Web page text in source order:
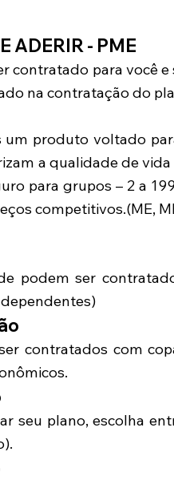
ADERIR - PME
contratado para você
na contratação do
produto voltado
a qualidade de
para grupos – 2 a
competitivos.(ME,
podem ser
contratados com
seu plano, escolha